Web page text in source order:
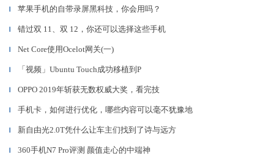
▎ 苹果手机的自带录屏黑科技，你会用吗？
▎ 错过双 11、双 12，你还可以选择这些手机
▎ Net Core使用Ocelot网关(一)
▎ 「视频」Ubuntu Touch成功移植到P
▎ OPPO 2019年斩获无数权威大奖，看完技
▎ 手机卡，如何进行优化，哪些内容可以毫不犹豫地
▎ 新自由光2.0T凭什么让车主们找到了诗与远方
▎ 360手机N7 Pro评测 颜值走心的中端神